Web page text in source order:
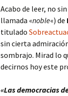
Acabo de leer, no
llamada «noble«) de
titulado
sin cierta
sombrajo. Mirad lo
decirnos hoy este
«Las democracias